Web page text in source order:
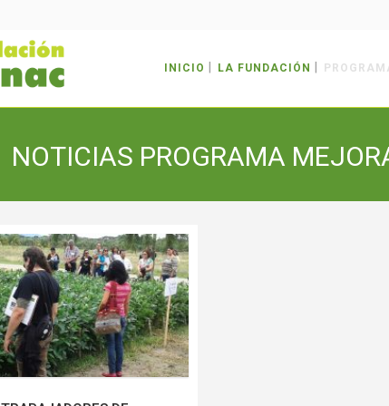
INICIO LA FUNDACIÓN
NOTICIAS PROGRAMA